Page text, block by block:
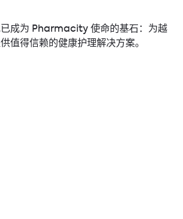
成为 Pharmacity 使命的基石：为越
值得信赖的健康护理解决方案。